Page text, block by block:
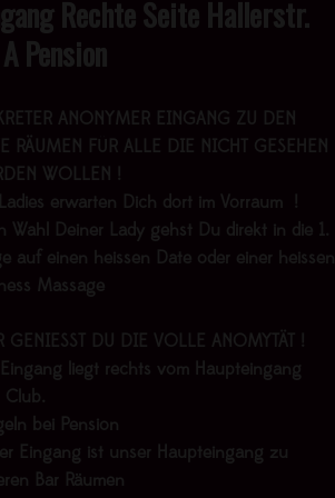
Rechte Seite Hallerstr.
Pension
ANONYMER EINGANG ZU DEN
RÄUMEN FÜR ALLE DIE NICHT GESEHEN
WOLLEN !
erwarten Dich dort im Vorraum !
Wahl Deiner Lady gehst Du direkt in die 1.
auf einen heissen Date oder einer heissen
Massage
GENIESST DU DIE VOLLE ANOMYTÄT !
liegt rechts vom Haupteingang
Club.
bei Pension
Eingang ist unser Haupteingang zu
Bar Räumen